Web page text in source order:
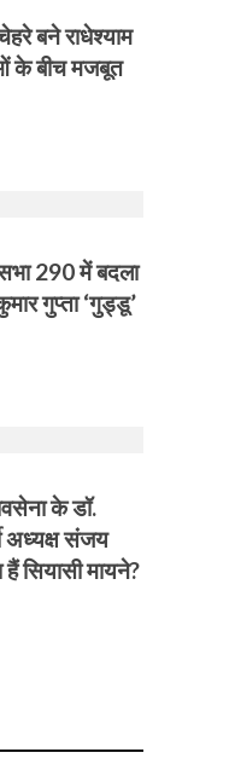
बने राधेश्याम
के बीच मजबूत
290 में बदला
गुप्ता ‘गुड्डू’
के डॉ.
अध्यक्ष संजय
सियासी मायने?